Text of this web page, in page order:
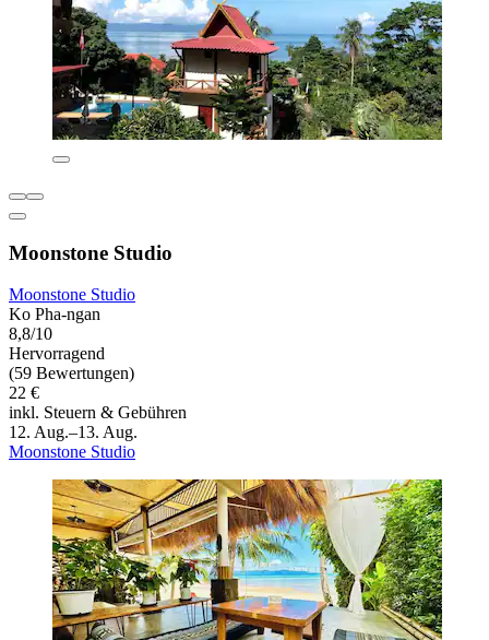
Moonstone Studio
Moonstone Studio
Ko Pha-ngan
8,8/10
Hervorragend
(59 Bewertungen)
22 €
inkl. Steuern & Gebühren
12. Aug.–13. Aug.
Moonstone Studio